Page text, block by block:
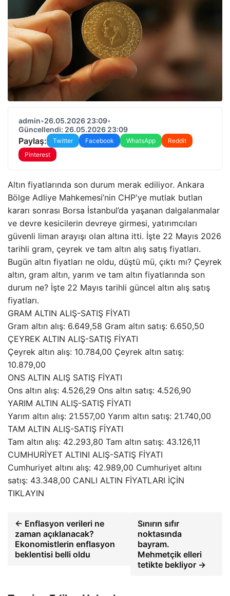
admin•26.05.2026 23:09•
Güncellendi: 26.05.2026 23:09
Paylaş: Twitter Facebook WhatsApp
Reddit
Pinterest
Altın fiyatlarında son durum merak ediliyor. Ankara
Bölge Adliye Mahkemesi’nin CHP'ye mutlak butlan
kararı sonrası Borsa İstanbul’da yaşanan dalgalanmalar
ve devre kesicilerin devreye girmesi, yatırımcıları
güvenli liman arayışı olan altına itti. İşte 22 Mayıs 2026
tarihli gram, çeyrek ve tam altın alış satış fiyatları.
Bugün altın fiyatları ne oldu, düştü mü, çıktı mı? Çeyrek
altın, gram altın, yarım ve tam altın fiyatlarında son
durum ne? İşte 22 Mayıs tarihli güncel altın alış satış
fiyatları.
GRAM ALTIN ALIŞ-SATIŞ FİYATI
Gram altın alış: 6.649,58 Gram altın satış: 6.650,50
ÇEYREK ALTIN ALIŞ-SATIŞ FİYATI
Çeyrek altın alış: 10.784,00 Çeyrek altın satış:
10.879,00
ONS ALTIN ALIŞ SATIŞ FİYATI
Ons altın alış: 4.526,29 Ons altın satış: 4.526,90
YARIM ALTIN ALIŞ-SATIŞ FİYATI
Yarım altın alış: 21.557,00 Yarım altın satış: 21.740,00
TAM ALTIN ALIŞ-SATIŞ FİYATI
Tam altın alış: 42.293,80 Tam altın satış: 43.126,11
CUMHURİYET ALTINI ALIŞ-SATIŞ FİYATI
Cumhuriyet altını alış: 42.989,00 Cumhuriyet altını
satış: 43.348,00 CANLI ALTIN FİYATLARI İÇİN
TIKLAYIN
← Enflasyon verileri ne
zaman açıklanacak?
Ekonomistlerin enflasyon
beklentisi belli oldu
Sınırın sıfır
noktasında
bayram.
Mehmetçik elleri
tetikte bekliyor →